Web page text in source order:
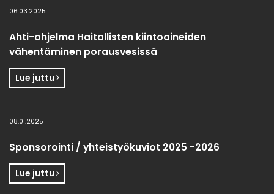
06.03.2025
Ahti-ohjelma Haitallisten kiintoaineiden
vähentäminen porausvesissä
Lue juttu
08.01.2025
Sponsorointi / yhteistyökuviot 2025 -2026
Lue juttu